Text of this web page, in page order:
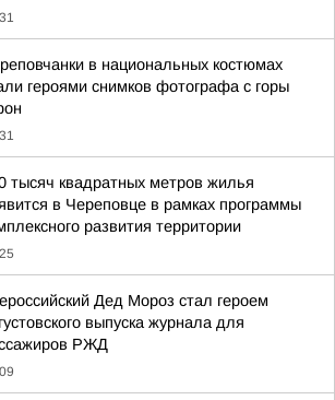
в национальных костюмах
героями снимков фотографа с горы
тысяч квадратных метров жилья
в Череповце в рамках программы
развития территории
Дед Мороз стал героем
выпуска журнала для
РЖД